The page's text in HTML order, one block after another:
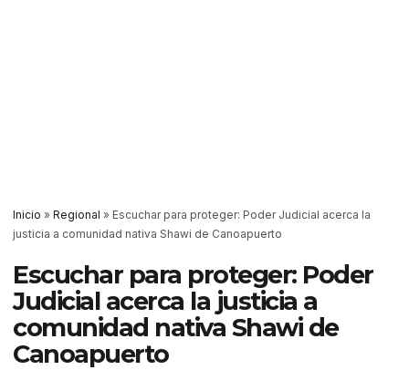
Inicio » Regional » Escuchar para proteger: Poder Judicial acerca la
justicia a comunidad nativa Shawi de Canoapuerto
Escuchar para proteger: Poder
Judicial acerca la justicia a
comunidad nativa Shawi de
Canoapuerto